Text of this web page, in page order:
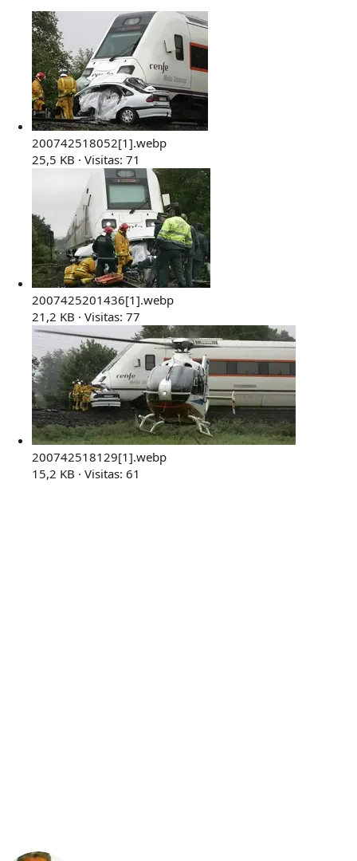
200742518052[1].webp
25,5 KB · Visitas: 71
2007425201436[1].webp
21,2 KB · Visitas: 77
200742518129[1].webp
15,2 KB · Visitas: 61